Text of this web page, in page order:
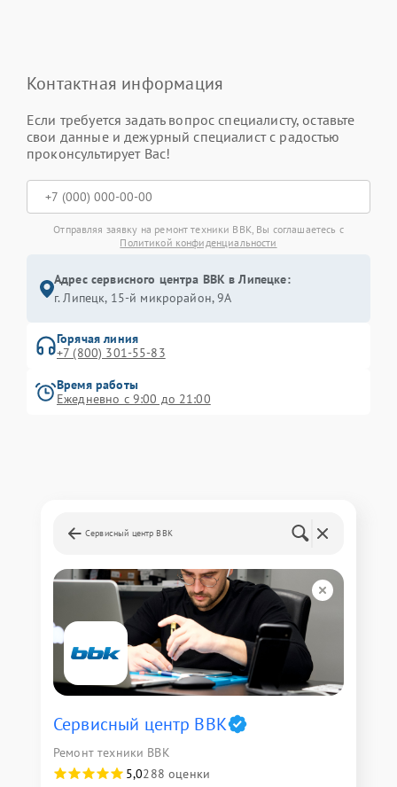
Контактная информация
Если требуется задать вопрос специалисту, оставьте
свои данные и дежурный специалист с радостью
проконсультирует Вас!
Отправляя заявку на ремонт техники BBK, Вы соглашаетесь с
Политикой конфиденциальности
Адрес сервисного центра BBK в Липецке:
г. Липецк, 15-й микрорайон, 9А
Горячая линия
+7 (800) 301-55-83
Время работы
Ежедневно с 9:00 до 21:00
Сервисный центр BBK
Сервисный центр BBK
Ремонт техники BBK
5,0288 оценки